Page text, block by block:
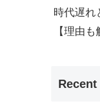
時代遅れ
【理由も